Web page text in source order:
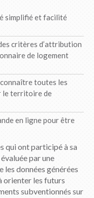
simplifié et facilité
critères d’attribution
de logement
toutes les
le territoire de
en ligne pour être
qui ont participé à sa
par une
les données générées
orienter les futurs
subventionnés sur